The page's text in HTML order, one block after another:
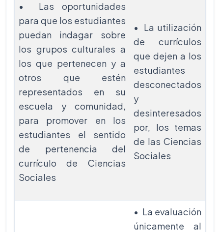
• Las oportunidades
para que los estudiantes
puedan indagar sobre
los grupos culturales a
los que pertenecen y a
otros que estén
representados en su
escuela y comunidad,
para promover en los
estudiantes el sentido
de pertenencia del
currículo de Ciencias
Sociales
• La utilización
de currículos
que dejen a los
estudiantes
desconectados
y
desinteresados
por, los temas
de las Ciencias
Sociales
• La evaluación
únicamente al